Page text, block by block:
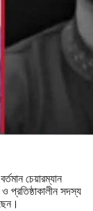
চেয়ারম্যান
প্রতিষ্ঠাকালীন সদস্য